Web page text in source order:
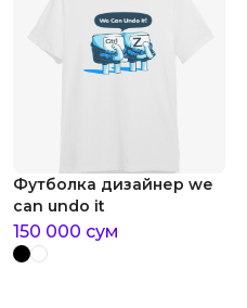
Футболка дизайнер we
can undo it
150 000 сум